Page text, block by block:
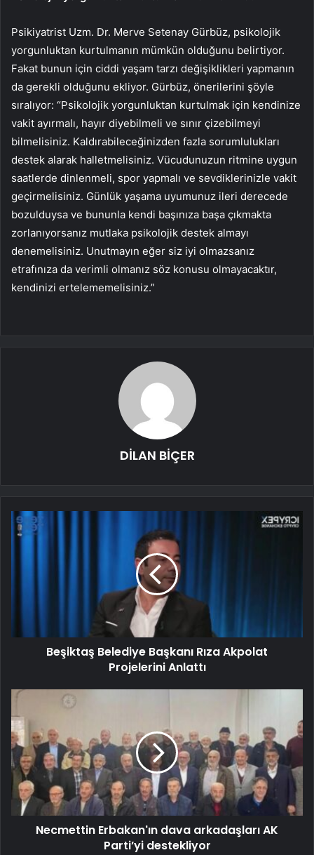
Psikiyatrist Uzm. Dr. Merve Setenay Gürbüz, psikolojik
yorgunluktan kurtulmanın mümkün olduğunu belirtiyor.
Fakat bunun için ciddi yaşam tarzı değişiklikleri yapmanın
da gerekli olduğunu ekliyor. Gürbüz, önerilerini şöyle
sıralıyor: “Psikolojik yorgunluktan kurtulmak için kendinize
vakit ayırmalı, hayır diyebilmeli ve sınır çizebilmeyi
bilmelisiniz. Kaldırabileceğinizden fazla sorumlulukları
destek alarak halletmelisiniz. Vücudunuzun ritmine uygun
saatlerde dinlenmeli, spor yapmalı ve sevdiklerinizle vakit
geçirmelisiniz. Günlük yaşama uyumunuz ileri derecede
bozulduysa ve bununla kendi başınıza başa çıkmakta
zorlanıyorsanız mutlaka psikolojik destek almayı
denemelisiniz. Unutmayın eğer siz iyi olmazsanız
etrafınıza da verimli olmanız söz konusu olmayacaktır,
kendinizi ertelememelisiniz.”
DİLAN BİÇER
Beşiktaş Belediye Başkanı Rıza Akpolat
Projelerini Anlattı
Necmettin Erbakan'ın dava arkadaşları AK
Parti’yi destekliyor